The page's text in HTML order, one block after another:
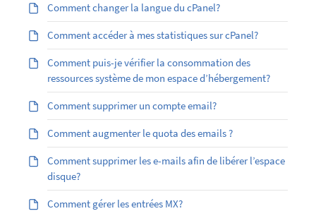
Comment changer la langue du cPanel?
Comment accéder à mes statistiques sur cPanel?
Comment puis-je vérifier la consommation des
ressources système de mon espace d’hébergement?
Comment supprimer un compte email?
Comment augmenter le quota des emails ?
Comment supprimer les e-mails afin de libérer l’espace
disque?
Comment gérer les entrées MX?